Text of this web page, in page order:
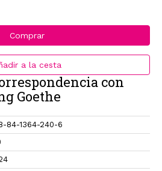
Comprar
a la cesta
con
Goethe
84-1364-240-6